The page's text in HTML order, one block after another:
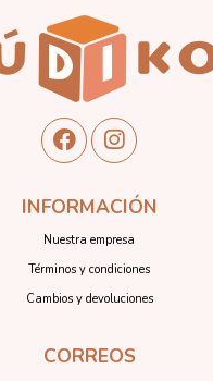
INFORMACIÓN
Nuestra empresa
Términos y condiciones
Cambios y devoluciones
CORREOS